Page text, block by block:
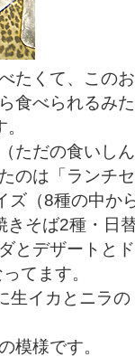
たくて、この
食べられるみ
ただの食いし
のは「ランチ
ズ（8種の中か
きそば2種・日
とデザートと
てます。
生イカとニラ
模様です。